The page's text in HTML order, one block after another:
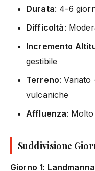
Durata: 4-6
Difficoltà:
Incremento
gestibile
Terreno:
vulcaniche
Affluenza:
Suddivisione
Giorno 1: